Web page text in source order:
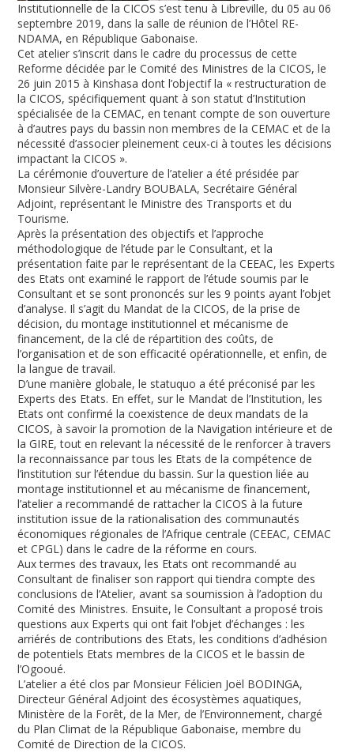
Institutionnelle de la CICOS s’est tenu à Libreville, du 05 au 06
septembre 2019, dans la salle de réunion de l’Hôtel RE-
NDAMA, en République Gabonaise.
Cet atelier s’inscrit dans le cadre du processus de cette
Reforme décidée par le Comité des Ministres de la CICOS, le
26 juin 2015 à Kinshasa dont l’objectif la « restructuration de
la CICOS, spécifiquement quant à son statut d’Institution
spécialisée de la CEMAC, en tenant compte de son ouverture
à d’autres pays du bassin non membres de la CEMAC et de la
nécessité d’associer pleinement ceux-ci à toutes les décisions
impactant la CICOS ».
La cérémonie d’ouverture de l’atelier a été présidée par
Monsieur Silvère-Landry BOUBALA, Secrétaire Général
Adjoint, représentant le Ministre des Transports et du
Tourisme.
Après la présentation des objectifs et l’approche
méthodologique de l’étude par le Consultant, et la
présentation faite par le représentant de la CEEAC, les Experts
des Etats ont examiné le rapport de l’étude soumis par le
Consultant et se sont prononcés sur les 9 points ayant l’objet
d’analyse. Il s’agit du Mandat de la CICOS, de la prise de
décision, du montage institutionnel et mécanisme de
financement, de la clé de répartition des coûts, de
l’organisation et de son efficacité opérationnelle, et enfin, de
la langue de travail.
D’une manière globale, le statuquo a été préconisé par les
Experts des Etats. En effet, sur le Mandat de l’Institution, les
Etats ont confirmé la coexistence de deux mandats de la
CICOS, à savoir la promotion de la Navigation intérieure et de
la GIRE, tout en relevant la nécessité de le renforcer à travers
la reconnaissance par tous les Etats de la compétence de
l’institution sur l’étendue du bassin. Sur la question liée au
montage institutionnel et au mécanisme de financement,
l’atelier a recommandé de rattacher la CICOS à la future
institution issue de la rationalisation des communautés
économiques régionales de l’Afrique centrale (CEEAC, CEMAC
et CPGL) dans le cadre de la réforme en cours.
Aux termes des travaux, les Etats ont recommandé au
Consultant de finaliser son rapport qui tiendra compte des
conclusions de l’Atelier, avant sa soumission à l’adoption du
Comité des Ministres. Ensuite, le Consultant a proposé trois
questions aux Experts qui ont fait l’objet d’échanges : les
arriérés de contributions des Etats, les conditions d’adhésion
de potentiels Etats membres de la CICOS et le bassin de
l’Ogooué.
L’atelier a été clos par Monsieur Félicien Joël BODINGA,
Directeur Général Adjoint des écosystèmes aquatiques,
Ministère de la Forêt, de la Mer, de l’Environnement, chargé
du Plan Climat de la République Gabonaise, membre du
Comité de Direction de la CICOS.